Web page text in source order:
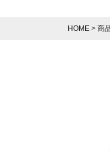
HOME 商